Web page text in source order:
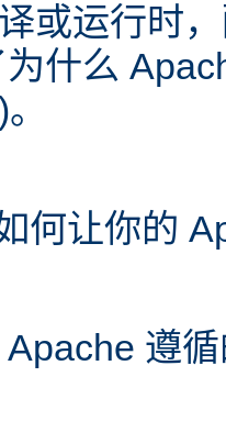
或运行时
什么
何让你的
遵